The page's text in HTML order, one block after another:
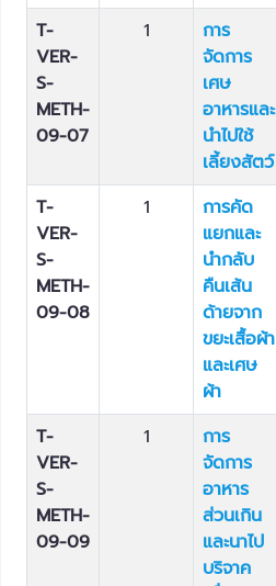
T-
VER-
S-
METH-
09-07
1
การ
จัดการ
เศษ
อาหารและ
นำไปใช้
เลี้ยงสัตว์
T-
VER-
S-
METH-
09-08
1
การคัด
แยกและ
นำกลับ
คืนเส้น
ด้ายจาก
ขยะเสื้อผ้า
และเศษ
ผ้า
T-
VER-
S-
METH-
09-09
1
การ
จัดการ
อาหาร
ส่วนเกิน
และนาไป
บริจาค